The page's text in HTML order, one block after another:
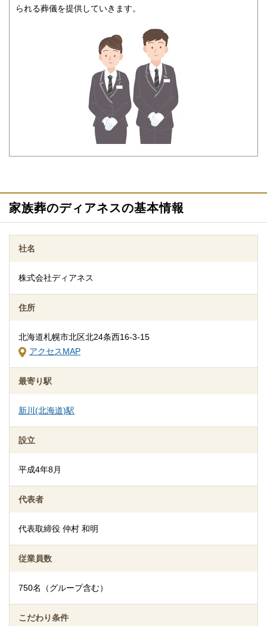
非日常的な葬儀のこと。初めての方はもちろん、経験のある方で
もわからないことが多いものです。少しでも不安や心配事があれ
ば、些細と思われることでも遠慮なくご相談ください。相談によ
りイメージが浮かんで理解が進めば必要・不要の判断もつきやす
人数・式場・火葬場などの各種条件やご要望、ご事情にあわせ
ご確認いただき、それぞれの内訳をご説明します。その上で葬儀
ださい。
られる葬儀を提供していきます。
家族葬のディアネスの基本情報
社名
株式会社ディアネス
住所
北海道札幌市北区北24条西16-3-15
アクセスMAP
最寄り駅
新川(北海道)駅
設立
平成4年8月
代表者
代表取締役 仲村 和明
従業員数
750名（グループ含む）
こだわり条件